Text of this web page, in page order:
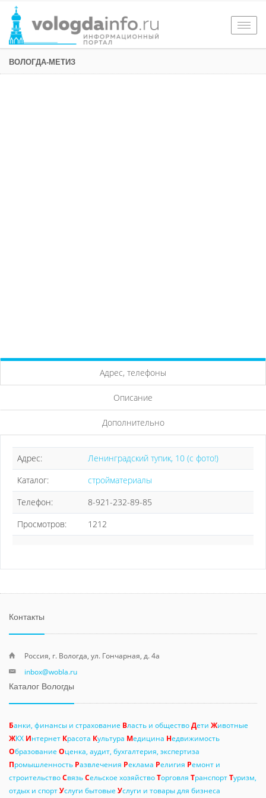
ВОЛОГДА-МЕТИЗ
Адрес, телефоны
Описание
Дополнительно
Адрес:
Ленинградский тупик, 10 (с фото!)
Каталог:
стройматериалы
Телефон:
8-921-232-89-85
Просмотров:
1212
Контакты
Россия, г. Вологда, ул. Гончарная, д. 4а
inbox@wobla.ru
Каталог Вологды
Банки, финансы и страхование Власть и обществоДети Животные
ЖКХ Интернет Красота Культура Медицина Недвижимость
Образование Оценка, аудит, бухгалтерия, экспертиза
Промышленность Развлечения Реклама Религия Ремонт и
строительствоСвязьСельское хозяйствоТорговля ТранспортТуризм,
отдых и спортУслуги бытовые Услуги и товары для бизнеса